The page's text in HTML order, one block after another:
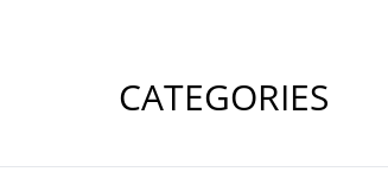
CATEGORIES